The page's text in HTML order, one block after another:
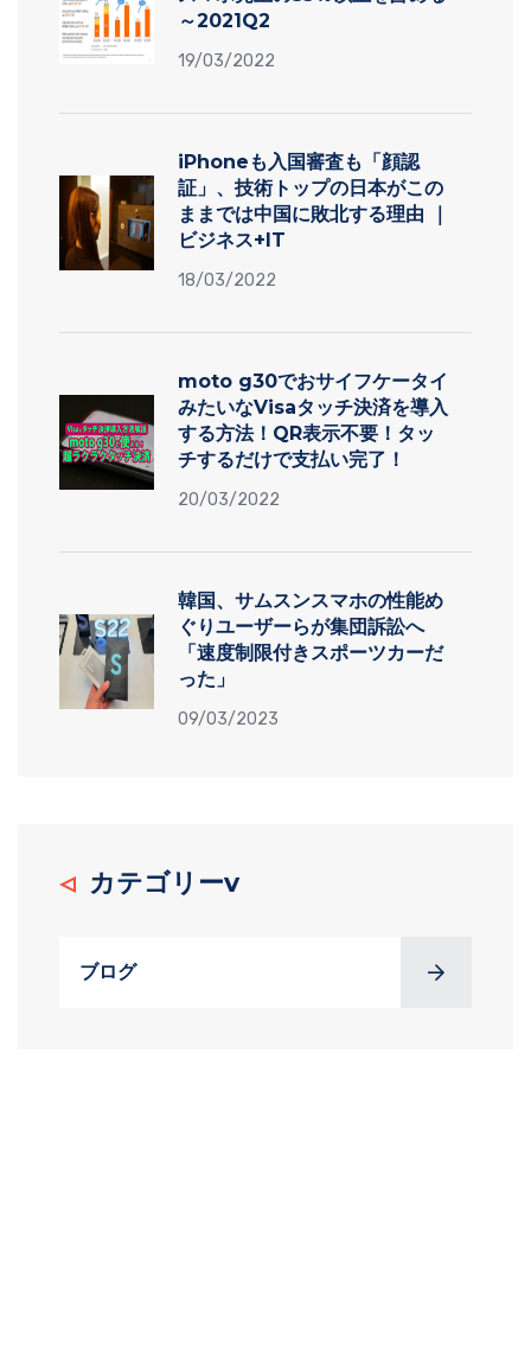
～2021Q2
19/03/2022
iPhoneも入国審査も「顔認
証」、技術トップの日本がこの
ままでは中国に敗北する理由 ｜
ビジネス+IT
18/03/2022
moto g30でおサイフケータイ
みたいなVisaタッチ決済を導入
する方法！QR表示不要！タッ
チするだけで支払い完了！
20/03/2022
韓国、サムスンスマホの性能め
ぐりユーザーらが集団訴訟へ
「速度制限付きスポーツカーだ
った」
09/03/2023
カテゴリーv
ブログ